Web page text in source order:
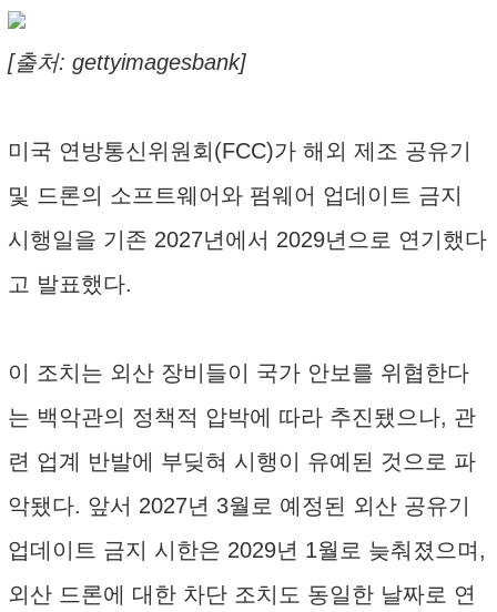
[출처: gettyimagesbank]
미국 연방통신위원회(FCC)가 해외 제조 공유기
및 드론의 소프트웨어와 펌웨어 업데이트 금지
시행일을 기존 2027년에서 2029년으로 연기했다
고 발표했다.
이 조치는 외산 장비들이 국가 안보를 위협한다
는 백악관의 정책적 압박에 따라 추진됐으나, 관
련 업계 반발에 부딪혀 시행이 유예된 것으로 파
악됐다. 앞서 2027년 3월로 예정된 외산 공유기
업데이트 금지 시한은 2029년 1월로 늦춰졌으며,
외산 드론에 대한 차단 조치도 동일한 날짜로 연